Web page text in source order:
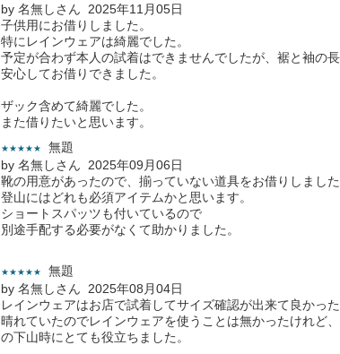
by 名無しさん 2025年11月05日
子供用にお借りしました。
特にレインウェアは綺麗でした。
予定が合わず本人の試着はできませんでしたが、裾と袖の
安心してお借りできました。
ザック含めて綺麗でした。
また借りたいと思います。
★★★★★
無題
by 名無しさん 2025年09月06日
靴の用意があったので、揃っていない道具をお借りしました
登山にはどれも必須アイテムかと思います。
ショートスパッツも付いているので
別途手配する必要がなくて助かりました。
★★★★★
無題
by 名無しさん 2025年08月04日
レインウェアはお店で試着してサイズ確認が出来て良かった
晴れていたのでレインウェアを使うことは無かったけれど
の下山時にとても役立ちました。